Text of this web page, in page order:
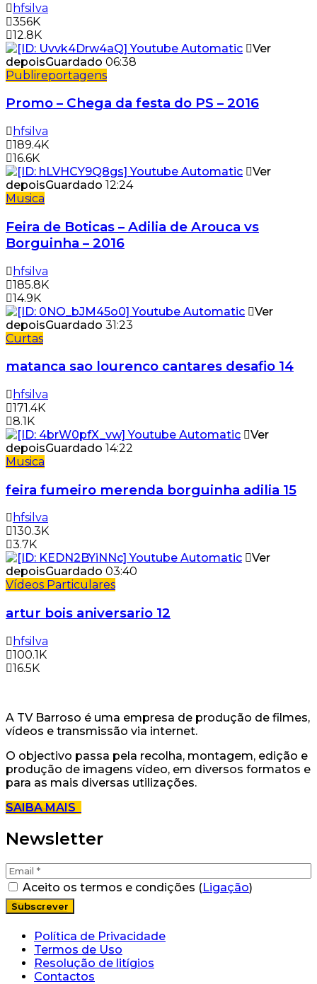
hfsilva
356K
12.8K
Ver
depoisGuardado 06:38
Publireportagens
Promo – Chega da festa do PS – 2016
hfsilva
189.4K
16.6K
Ver
depoisGuardado 12:24
Musica
Feira de Boticas – Adilia de Arouca vs
Borguinha – 2016
hfsilva
185.8K
14.9K
Ver
depoisGuardado 31:23
Curtas
matanca sao lourenco cantares desafio 14
hfsilva
171.4K
8.1K
Ver
depoisGuardado 14:22
Musica
feira fumeiro merenda borguinha adilia 15
hfsilva
130.3K
3.7K
Ver
depoisGuardado 03:40
Vídeos Particulares
artur bois aniversario 12
hfsilva
100.1K
16.5K
A TV Barroso é uma empresa de produção de filmes,
vídeos e transmissão via internet.
O objectivo passa pela recolha, montagem, edição e
produção de imagens vídeo, em diversos formatos e
para as mais diversas utilizações.
SAIBA MAIS
Newsletter
Aceito os termos e condições (Ligação)
Política de Privacidade
Termos de Uso
Resolução de litígios
Contactos